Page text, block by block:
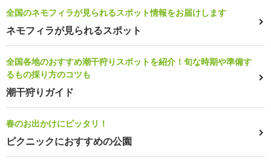
全国のネモフィラが見られるスポット情報をお届けします
ネモフィラが見られるスポット
全国各地のおすすめ潮干狩りスポットを紹介！旬な時期や準備す
るもの採り方のコツも
潮干狩りガイド
春のお出かけにピッタリ！
ピクニックにおすすめの公園